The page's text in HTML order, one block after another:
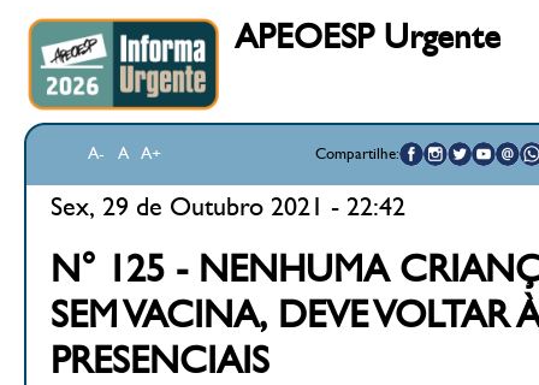
APEOESP Urgente
A- A A+ Compartilhe:
Sex, 29 de Outubro 2021 - 22:42
N° 125 - NENHUMA
SEM VACINA, DEVE VOLTAR
PRESENCIAIS